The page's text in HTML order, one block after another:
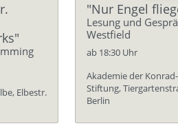
Elbestr.
"Nur Engel
Lesung und
Westfield
ab 18:30 Uhr
Akademie der
Stiftung,
Berlin